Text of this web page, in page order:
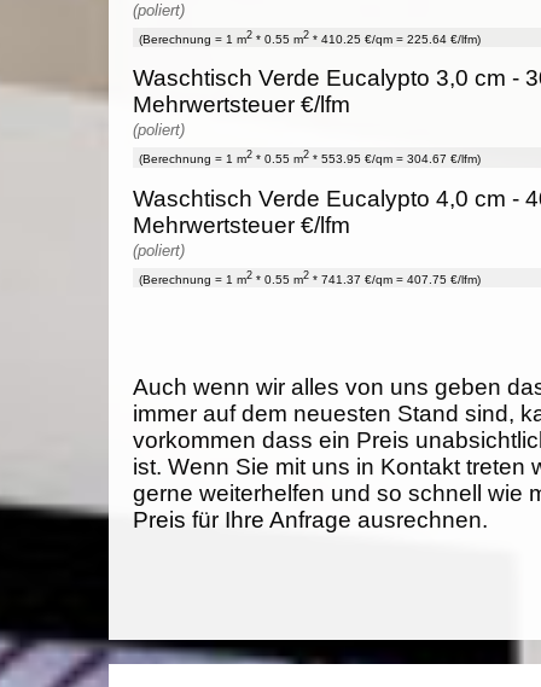
(poliert)
(Berechnung = 1 m2 * 0.55 m2 * 410.25 €/qm = 225.64 €/lfm)
Waschtisch Verde Eucalypto 3,0 cm -
Mehrwertsteuer €/lfm
(poliert)
(Berechnung = 1 m2 * 0.55 m2 * 553.95 €/qm = 304.67 €/lfm)
Waschtisch Verde Eucalypto 4,0 cm -
Mehrwertsteuer €/lfm
(poliert)
(Berechnung = 1 m2 * 0.55 m2 * 741.37 €/qm = 407.75 €/lfm)
Auch wenn wir alles von uns geben
immer auf dem neuesten Stand sind,
vorkommen dass ein Preis
ist. Wenn Sie mit uns in Kontakt treten
gerne weiterhelfen und so schnell wie
Preis für Ihre Anfrage ausrechnen.